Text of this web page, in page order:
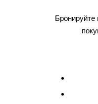
Бронируйте